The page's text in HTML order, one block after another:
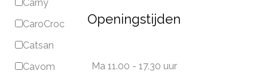
Carny
CaroCroc
Catsan
Cavom
Openingstijden
Ma 11.00 - 17.30 uur